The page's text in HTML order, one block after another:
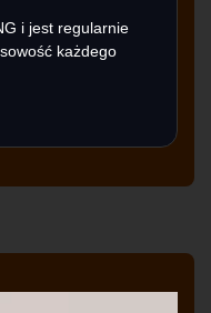
i jest regularnie
każdego